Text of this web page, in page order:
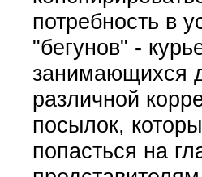
потребность в
"бегунов" -
занимающихся
различной
посылок,
попасться на